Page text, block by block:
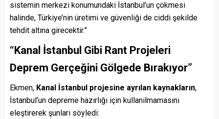
sistemin merkezi konumundaki İstanbul’un çökmesi
halinde, Türkiye’nin üretimi ve güvenliği de ciddi şekilde
tehdit altına girecektir.”
“Kanal İstanbul Gibi Rant Projeleri
Deprem Gerçeğini Gölgede Bırakıyor”
Ekmen, Kanal İstanbul projesine ayrılan kaynakların,
İstanbul’un depreme hazırlığı için kullanılmamasını
eleştirerek şunları söyledi: